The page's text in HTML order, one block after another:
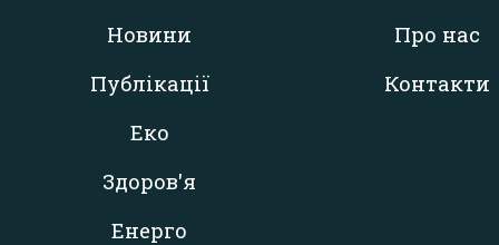
Новини
Публікації
Еко
Здоров'я
Енерго
Про нас
Контакти